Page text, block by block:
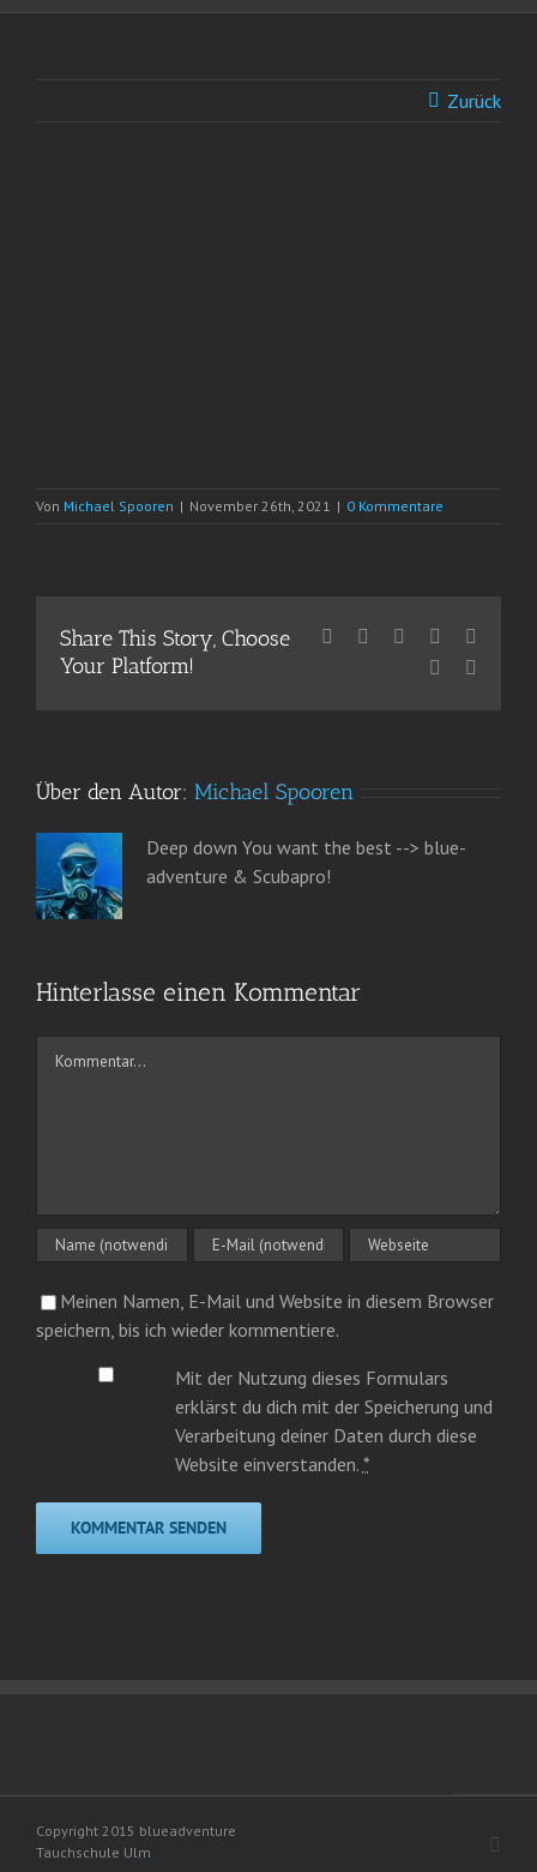
Zurück
Von Michael Spooren | November 26th, 2021 | 0 Kommentare
Share This Story, Choose
Your Platform!
Facebook Reddit LinkedIn
Pinterest
Über den Autor: Michael Spooren
Deep down You want the best --> blue-
adventure & Scubapro!
Hinterlasse einen Kommentar
Meinen Namen, E-Mail und Website in diesem Browser
speichern, bis ich wieder kommentiere.
Mit der Nutzung dieses Formulars
erklärst du dich mit der Speicherung und
Verarbeitung deiner Daten durch diese
Website einverstanden. *
Copyright 2015 blueadventure
Tauchschule Ulm